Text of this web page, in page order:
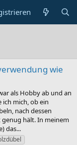
wie
als Hobby ab und an
ich mich, ob ein
nach dessen
hält. In meinem
das...